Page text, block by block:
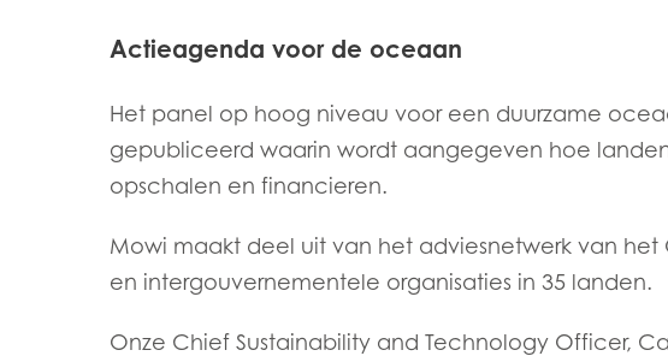
Actieagenda voor de oceaan
Het panel op hoog niveau voor een duurzame
gepubliceerd waarin wordt aangegeven hoe
opschalen en financieren.
Mowi maakt deel uit van het adviesnetwerk van
en intergouvernementele organisaties in 35 landen.
Onze Chief Sustainability and Technology Officer,